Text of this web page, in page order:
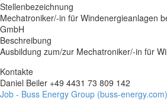
Stellenbezeichnung
Mechatroniker/-in für Windenergieanlagen
GmbH
Beschreibung
Ausbildung zum/zur Mechatroniker/-in für
Kontakte
Daniel Beiler +49 4431 73 809 142
Job - Buss Energy Group (buss-energy.com)